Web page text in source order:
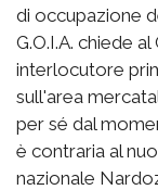
di occupazione
G.O.I.A. chiede
interlocutore
sull'area
per sé dal
è contraria al
nazionale